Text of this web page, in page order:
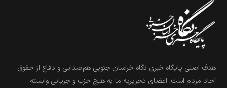
هدف اصلی پایگاه خبری نگاه خراسان جنوبی هم‌صدایی و دفاع از حقوق
آحاد مردم است. اعضای تحریریه ما به هیچ حزب و جریانی وابسته